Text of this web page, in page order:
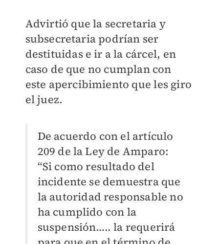
Advirtió que la secretaria y
subsecretaria podrían ser
destituidas e ir a la cárcel, en
caso de que no cumplan con
este apercibimiento que les giro
el juez.
De acuerdo con el artículo
209 de la Ley de Amparo:
“Si como resultado del
incidente se demuestra que
la autoridad responsable no
ha cumplido con la
suspensión….. la requerirá